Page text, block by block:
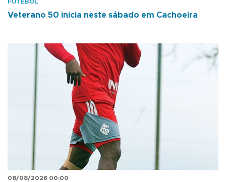
FUTEBOL
Veterano 50 inicia neste sábado em Cachoeira
08/08/2026 00:00